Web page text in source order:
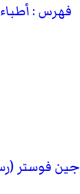
جين فوستر